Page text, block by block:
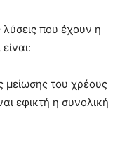
λύσεις που έχουν η
μείωσης του χρέους
εφικτή η συνολική